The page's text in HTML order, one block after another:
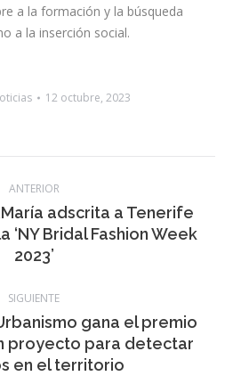
a la formación y la búsqueda
a la inserción social.
12 octubre, 2023
ANTERIOR
Publicación
anterior:
adscrita a Tenerife
‘NY Bridal Fashion Week
2023’
SIGUIENTE
Publicación
siguiente:
gana el premio
proyecto para detectar
en el territorio